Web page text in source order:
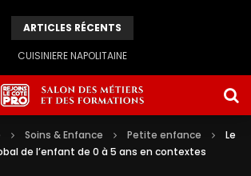
ARTICLES RÉCENTS
CUISINIERE NAPOLITAINE
Soins & Enfance Petite enfance
Le
de l’enfant de 0 à 5 ans en contextes